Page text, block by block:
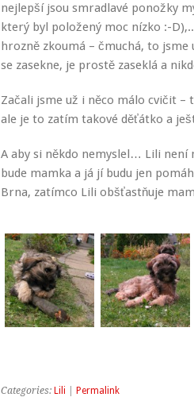
nejlepší jsou smradlavé ponožky
který byl položený moc nízko :-
hrozně zkoumá – čmuchá, to
se zasekne, je prostě zaseklá a
Začali jsme už i něco málo cvičit
ale je to zatím takové děťátko a
A aby si někdo nemyslel… Lili není
bude mamka a já jí budu jen
Brna, zatímco Lili obšťastňuje
Categories: Lili Permalink